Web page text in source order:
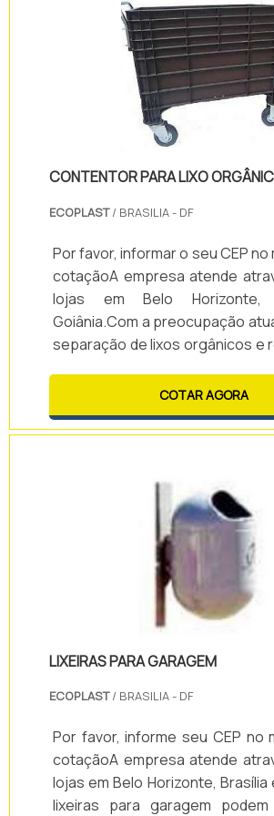
polipropileno ou polietileno,.
CONTENTOR PARA LIXO
ECOPLAST/ BRASILIA - DF
Por favor, informar o seu CEP no
cotaçãoA empresa atende
lojas em Belo Horizonte,
Goiânia.Com a preocupação
separação de lixos orgânicos e
contentor para lixo orgânico!O
função de transportar
nos ambientes internos para
final.ComposiçãoO contentor
desenvolvido em
COTAR AGORA
LIXEIRAS PARA GARAGEM
ECOPLAST/ BRASILIA - DF
Por favor, informe seu CEP no
cotaçãoA empresa atende
lojas em Belo Horizonte, Brasília
lixeiras para garagem